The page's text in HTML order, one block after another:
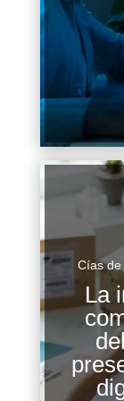
Cías
La
La
deben